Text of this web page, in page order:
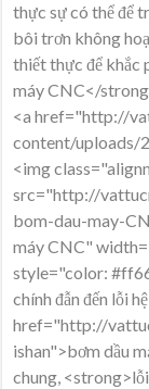
thực sự có thể để
bôi trơn không
thiết thực để khắc
máy CNC</
<a href="http://
content/uploads/
<img
src="http://
bom-dau-may-
máy CNC"
style="color:
chính đẫn đến lỗi
href="http://
ishan">bơm dầu
chung,